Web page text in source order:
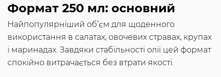
Формат 250 мл: основний
Найпопулярніший об’єм для щоденного
використання в салатах, овочевих стравах, крупах
і маринадах. Завдяки стабільності олії цей формат
спокійно витрачається без втрати якості.